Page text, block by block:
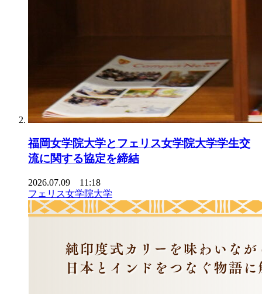
福岡女学院大学とフェリス女学院大学学生交
流に関する協定を締結
2026.07.09 11:18
フェリス女学院大学